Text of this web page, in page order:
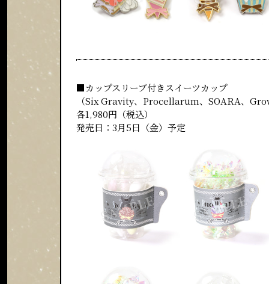
■カップスリーブ付きスイーツカップ
（Six Gravity、Procellarum、SOARA、
各1,980円（税込）
発売日：3月5日（金）予定